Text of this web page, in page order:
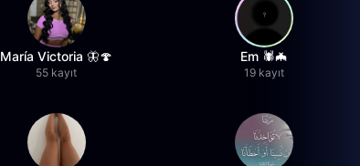
María Victoria 🦋🍄
55 kayıt
Em 🕷️🦇
19 kayıt